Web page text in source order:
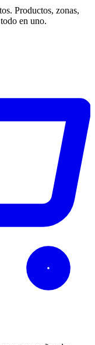
Productos, zonas,
en uno.